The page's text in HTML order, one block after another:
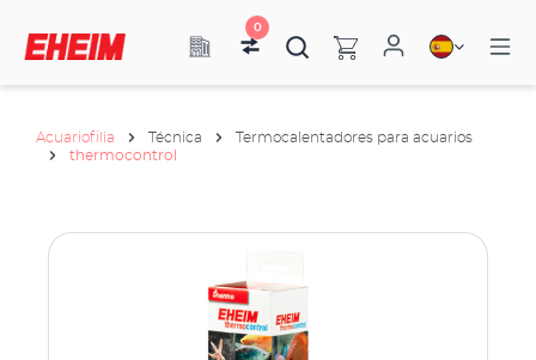
0
Acuariofilia Técnica
Termocalentadores para acuarios
thermocontrol